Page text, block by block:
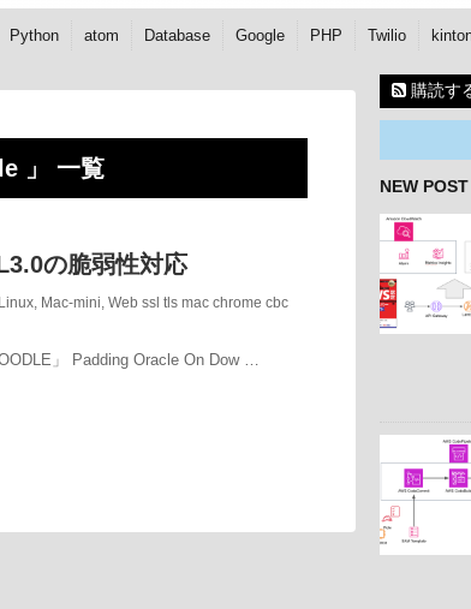
Python atom Database Google PHP Twilio
」 一覧
の脆弱性対応
Linux, Mac-mini, Web ssl tls mac chrome cbc
」 Padding Oracle On Dow …
購読す
NEW POST